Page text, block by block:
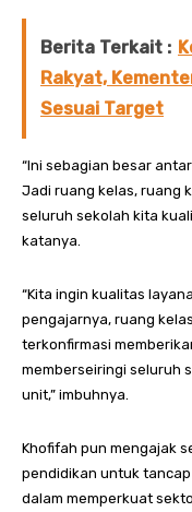
Berita Terkait :
Rakyat,
Sesuai Target
“Ini sebagian besar
Jadi ruang kelas, ruang
seluruh sekolah kita
katanya.
“Kita ingin kualitas
pengajarnya, ruang
terkonfirmasi
memberseiringi seluruh
unit,” imbuhnya.
Khofifah pun mengajak
pendidikan untuk
dalam memperkuat